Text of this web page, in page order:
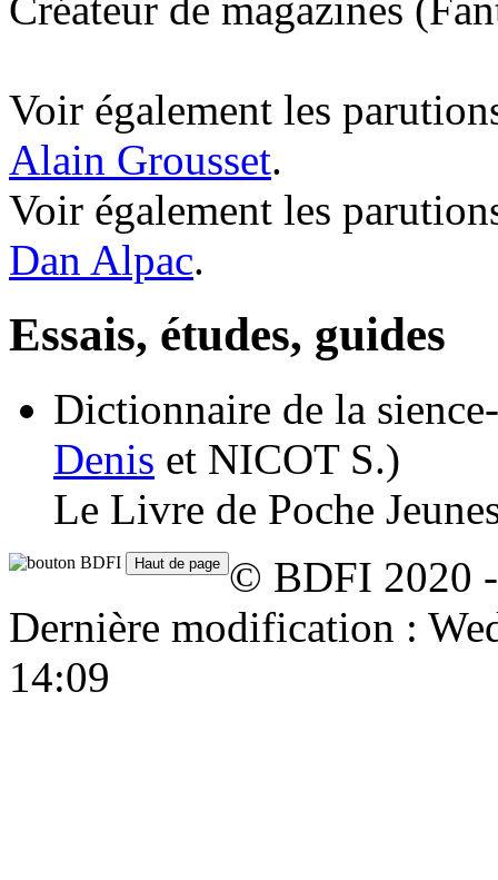
Voir également les
Alain Grousset.
Voir également les
Dan Alpac.
Essais, études, guides
Dictionnaire de la
Denis et NICOT S.)
Le Livre de Poche
© BDFI 2020
Dernière modification :
14:09